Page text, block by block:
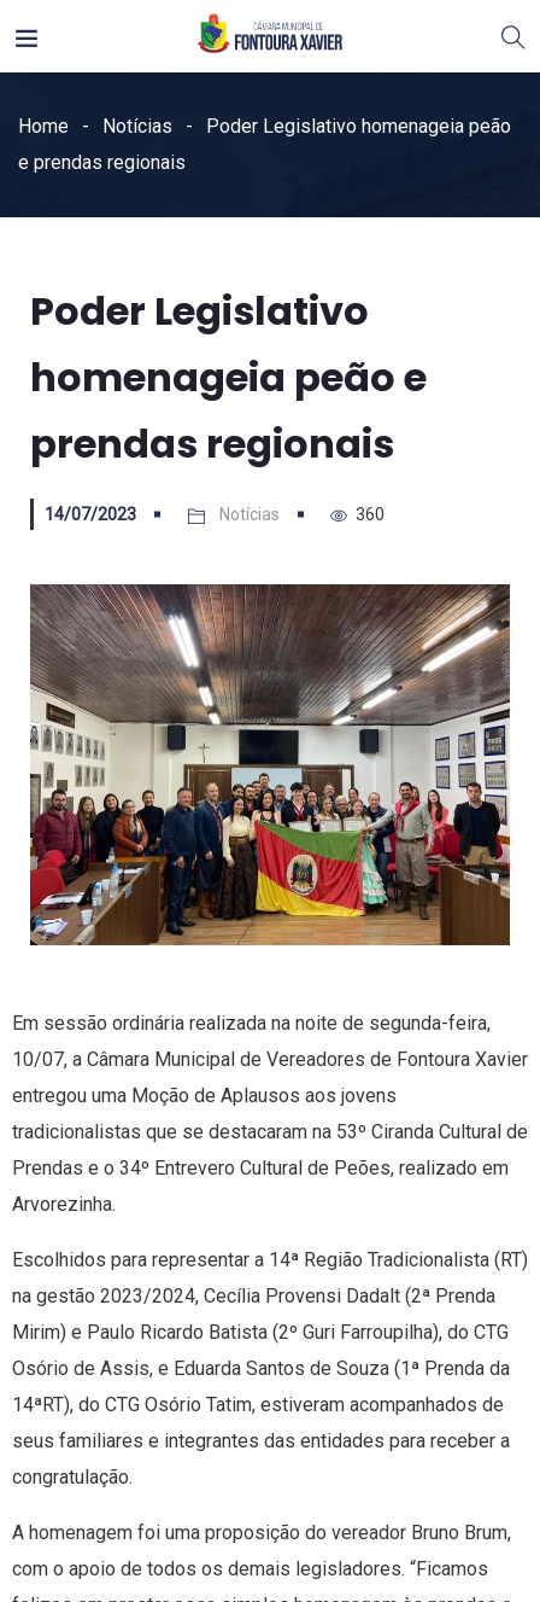
Home Notícias
Poder Legislativo homenageia peão
e prendas regionais
Poder Legislativo
homenageia peão e
prendas regionais
14/07/2023 Notícias 360
Em sessão ordinária realizada na noite de segunda-feira,
10/07, a Câmara Municipal de Vereadores de Fontoura Xavier
entregou uma Moção de Aplausos aos jovens
tradicionalistas que se destacaram na 53º Ciranda Cultural de
Prendas e o 34º Entrevero Cultural de Peões, realizado em
Arvorezinha.
Escolhidos para representar a 14ª Região Tradicionalista (RT)
na gestão 2023/2024, Cecília Provensi Dadalt (2ª Prenda
Mirim) e Paulo Ricardo Batista (2º Guri Farroupilha), do CTG
Osório de Assis, e Eduarda Santos de Souza (1ª Prenda da
14ªRT), do CTG Osório Tatim, estiveram acompanhados de
seus familiares e integrantes das entidades para receber a
congratulação.
A homenagem foi uma proposição do vereador Bruno Brum,
com o apoio de todos os demais legisladores. “Ficamos